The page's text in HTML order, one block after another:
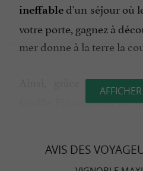
ineffabled'un séjour où
votre porte, gagnez à
mer donne à la terre la
Ainsi, grâce à l'
famille Pinard dans la
Isabelle etMaxime
AVIS DES